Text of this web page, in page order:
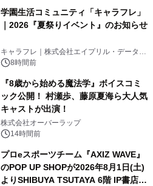
学園生活コミュニティ「キャラフレ」
｜2026『夏祭りイベント』のお知らせ
キャラフレ｜株式会社エイプリル・データ・
デザインズ
8時間前
『8歳から始める魔法学』ボイスコミ
ック公開！ 村瀬歩、藤原夏海ら大人気
キャストが出演！
株式会社オーバーラップ
14時間前
プロeスポーツチーム『AXIZ WAVE』
のPOP UP SHOPが2026年8月1日(土)
よりSHIBUYA TSUTAYA 6階 IP書店で